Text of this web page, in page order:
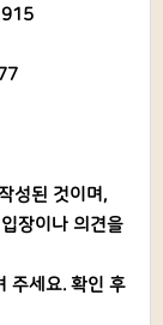
성된 것이며,
장이나 의견을
주세요. 확인 후